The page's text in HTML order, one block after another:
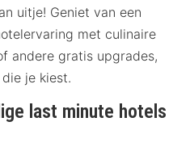
uitje! Geniet van een
met culinaire
andere gratis upgrades,
je kiest.
last minute hotels